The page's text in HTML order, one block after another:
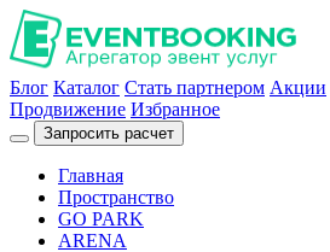
Блог Каталог Стать партнером Акции
Продвижение Избранное
Запросить расчет
Главная
Пространство
GO PARK
ARENA